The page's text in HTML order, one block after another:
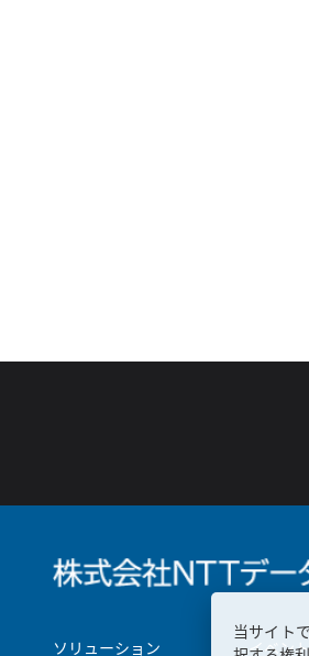
ソリューション イベン
当サイト